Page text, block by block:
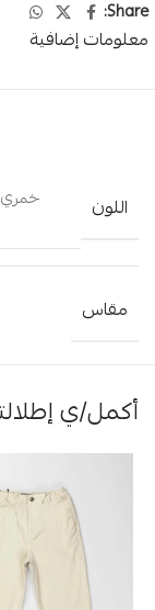
Share:
معلومات إضافية
اللون خمري
مقاس
أكمل/ي